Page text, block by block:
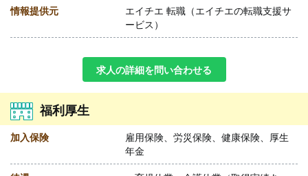
情報提供元
エイチエ 転職（エイチエの転職支援サ
ービス）
求人の詳細を問い合わせる
福利厚生
加入保険
雇用保険、労災保険、健康保険、厚生
年金